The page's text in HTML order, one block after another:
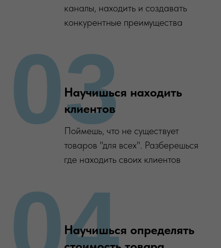
каналы, находить и создавать
конкурентные преимущества
Научишься находить
клиентов
Поймешь, что не существует
товаров "для всех". Разберешься
где находить своих клиентов
03
Научишься определять